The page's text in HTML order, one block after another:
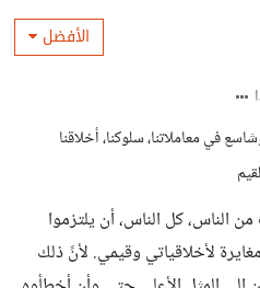
الأفضل
في معاملاتنا، سلوكنا، أخلاقنا
الناس، كل الناس، أن يلتزموا
لأخلاقياتي وقيمي. لأنً ذلك